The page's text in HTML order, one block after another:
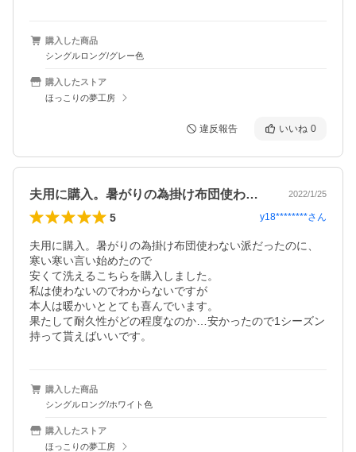
購入した商品
シングルロング/グレー色
購入したストア
ほっこりの夢工房
違反報告 いいね 0
夫用に購入。暑がりの為掛け布団使わない… 2022/1/25
5 y18********さん
夫用に購入。暑がりの為掛け布団使わない派だったのに、
寒い寒い言い始めたので
安くて洗えるこちらを購入しました。
私は使わないのでわからないですが
本人は暖かいととても喜んでいます。
果たして耐久性がどの程度なのか…安かったので1シーズン
持って貰えばいいです。
購入した商品
シングルロング/ホワイト色
購入したストア
ほっこりの夢工房